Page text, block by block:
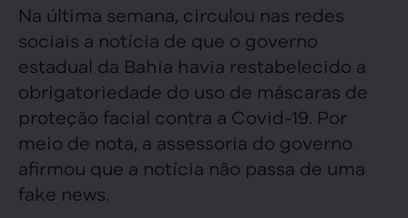
Na última semana, circulou nas redes
sociais a notícia de que o governo
estadual da Bahia havia restabelecido a
obrigatoriedade do uso de máscaras de
proteção facial contra a Covid-19. Por
meio de nota, a assessoria do governo
afirmou que a notícia não passa de uma
fake news.